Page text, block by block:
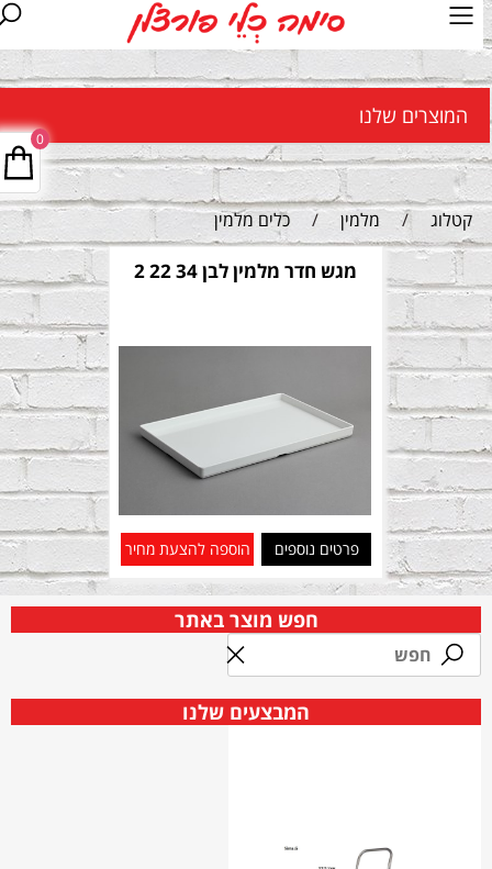
המוצרים שלנו
קטלוג / מלמין / כלים מלמין
0
מגש חדר מלמין לבן 34 22 2
פרטים נוספים הוספה להצעת מחיר
חפש מוצר באתר
המבצעים שלנו